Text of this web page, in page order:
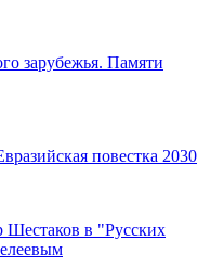
зарубежья. Памяти
повестка 2030
Шестаков в "Русских